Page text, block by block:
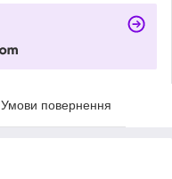
Умови повернення